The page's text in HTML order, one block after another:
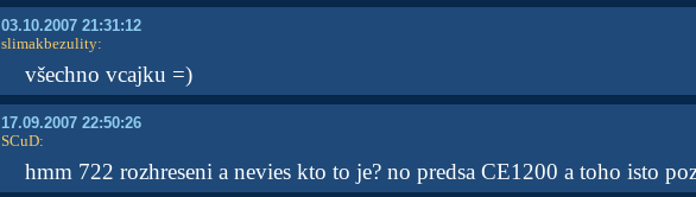
03.10.2007 21:31:12
slimakbezulity:
všechno vcajku =)
17.09.2007 22:50:26
SCuD:
hmm 722 rozhreseni a nevies kto to je? no predsa CE1200 a toho isto